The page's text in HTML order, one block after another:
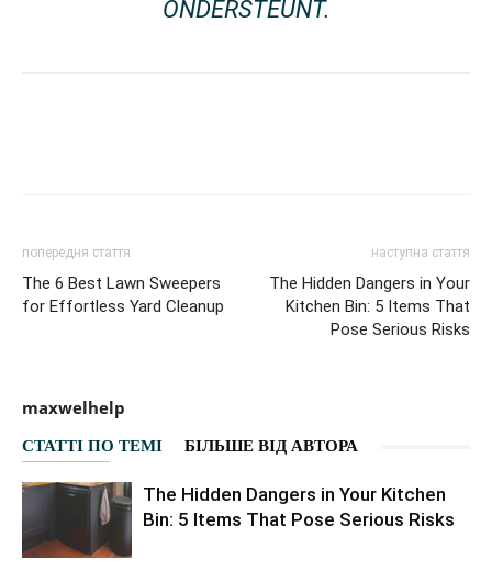
ONDERSTEUNT.
попередня стаття
The 6 Best Lawn Sweepers
for Effortless Yard Cleanup
наступна стаття
The Hidden Dangers in Your
Kitchen Bin: 5 Items That
Pose Serious Risks
maxwelhelp
СТАТТІ ПО ТЕМІ БІЛЬШЕ ВІД АВТОРА
The Hidden Dangers in Your Kitchen
Bin: 5 Items That Pose Serious Risks